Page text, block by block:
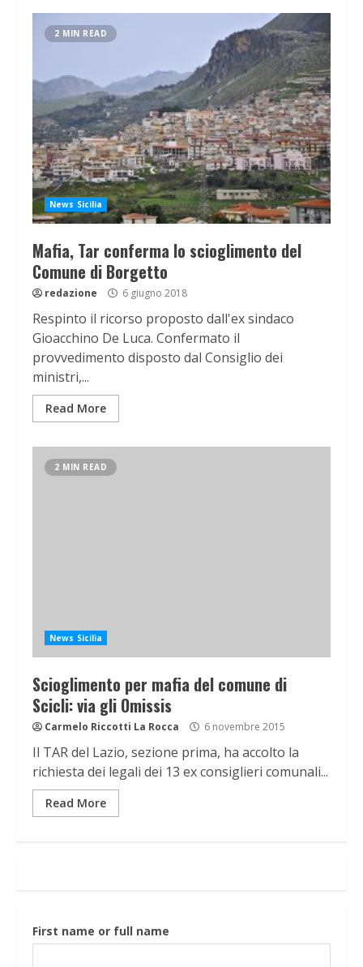
2 MIN READ
News Sicilia
Mafia, Tar conferma lo scioglimento del
Comune di Borgetto
redazione 6 giugno 2018
Respinto il ricorso proposto dall'ex sindaco
Gioacchino De Luca. Confermato il
provvedimento disposto dal Consiglio dei
ministri,...
Read More
2 MIN READ
News Sicilia
Scioglimento per mafia del comune di
Scicli: via gli Omissis
Carmelo Riccotti La Rocca 6 novembre 2015
Il TAR del Lazio, sezione prima, ha accolto la
richiesta dei legali dei 13 ex consiglieri comunali...
Read More
First name or full name